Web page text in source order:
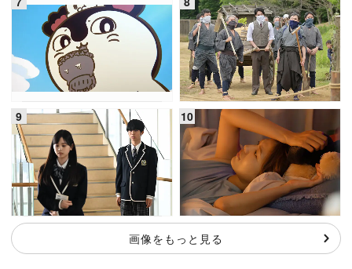
画像をもっと見る